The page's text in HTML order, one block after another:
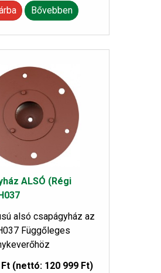
Bővebben
ALSÓ (Régi
alsó csapágyház az
Függőleges
(nettó: 120 999 Ft)